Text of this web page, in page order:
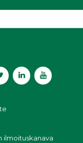
ilmoituskanava